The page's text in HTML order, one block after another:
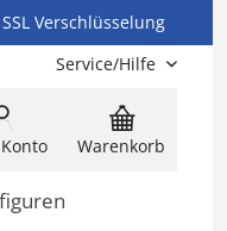
Verschlüsselung
Service/Hilfe
Warenkorb